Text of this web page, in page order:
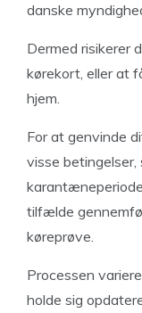
danske
Dermed risikerer
kørekort, eller at
hjem.
For at genvinde
visse
tilfælde
køreprøve.
Processen
holde sig